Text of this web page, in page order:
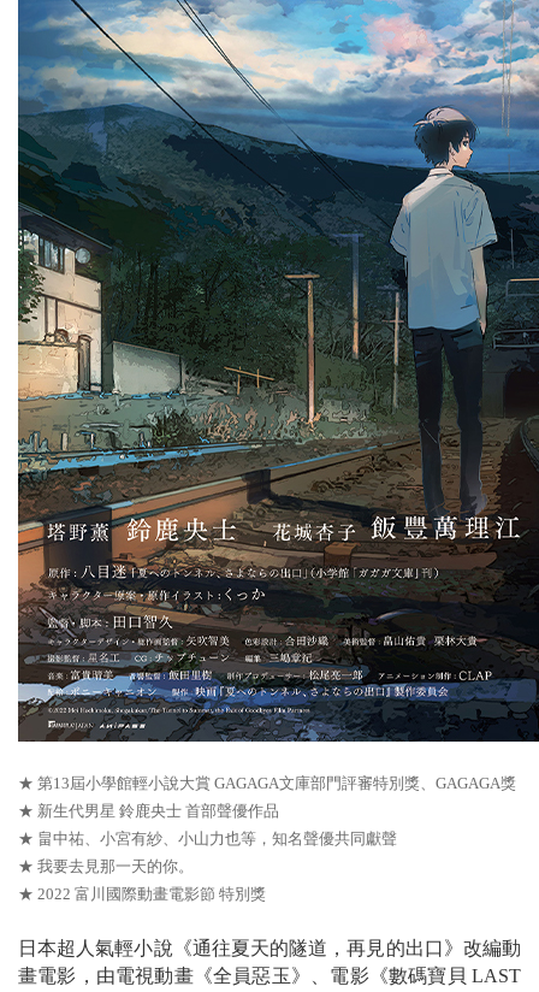
★ 第13屆小學館輕小說大賞 GAGAGA文庫部門評審特別獎、GAGAGA獎
★ 新生代男星 鈴鹿央士 首部聲優作品
★ 畠中祐、小宮有紗、小山力也等，知名聲優共同獻聲
★ 我要去見那一天的你。
★ 2022 富川國際動畫電影節 特別獎
日本超人氣輕小說《通往夏天的隧道，再見的出口》改編動
畫電影，由電視動畫《全員惡玉》、電影《數碼寶貝 LAST